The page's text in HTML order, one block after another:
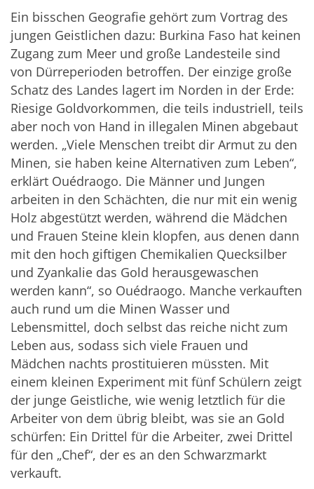
Ein bisschen Geografie gehört zum Vortrag des
jungen Geistlichen dazu: Burkina Faso hat keinen
Zugang zum Meer und große Landesteile sind
von Dürreperioden betroffen. Der einzige große
Schatz des Landes lagert im Norden in der Erde:
Riesige Goldvorkommen, die teils industriell, teils
aber noch von Hand in illegalen Minen abgebaut
werden. „Viele Menschen treibt dir Armut zu den
Minen, sie haben keine Alternativen zum Leben“,
erklärt Ouédraogo. Die Männer und Jungen
arbeiten in den Schächten, die nur mit ein wenig
Holz abgestützt werden, während die Mädchen
und Frauen Steine klein klopfen, aus denen dann
mit den hoch giftigen Chemikalien Quecksilber
und Zyankalie das Gold herausgewaschen
werden kann“, so Ouédraogo. Manche verkauften
auch rund um die Minen Wasser und
Lebensmittel, doch selbst das reiche nicht zum
Leben aus, sodass sich viele Frauen und
Mädchen nachts prostituieren müssten. Mit
einem kleinen Experiment mit fünf Schülern zeigt
der junge Geistliche, wie wenig letztlich für die
Arbeiter von dem übrig bleibt, was sie an Gold
schürfen: Ein Drittel für die Arbeiter, zwei Drittel
für den „Chef“, der es an den Schwarzmarkt
verkauft.